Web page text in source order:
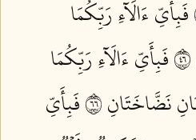
فَبِأَيِّ ءَالَآءِ رَبِّكُمَا
فَبِأَيِّ ءَالَآءِ رَبِّكُمَا
نَضَّاخَتَانِ ٦٦
فَبِأَيِّ